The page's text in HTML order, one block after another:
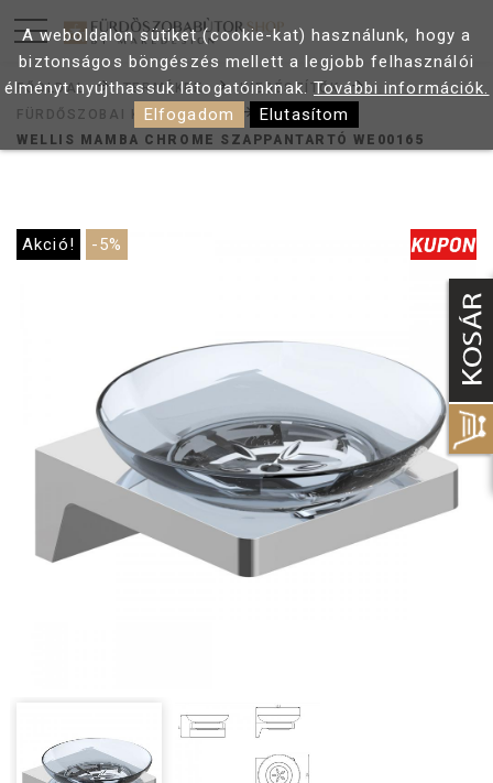
FŐOLDAL TERMÉKEK
KIEGÉSZÍTŐK
FÜRDŐSZOBAI KIEGÉSZÍTŐK
WELLIS MAMBA CHROME SZAPPANTARTÓ WE00165
Akció! -5%
A weboldalon sütiket (cookie-kat) használunk, hogy a
biztonságos böngészés mellett a legjobb felhasználói
élményt nyújthassuk látogatóinknak.További információk.
Elfogadom
Elutasítom